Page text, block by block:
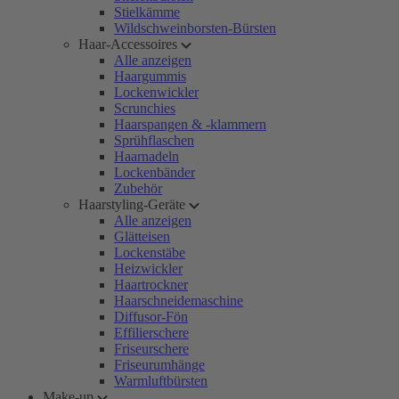
Stielkämme
Wildschweinborsten-Bürsten
Haar-Accessoires
Alle anzeigen
Haargummis
Lockenwickler
Scrunchies
Haarspangen & -klammern
Sprühflaschen
Haarnadeln
Lockenbänder
Zubehör
Haarstyling-Geräte
Alle anzeigen
Glätteisen
Lockenstäbe
Heizwickler
Haartrockner
Haarschneidemaschine
Diffusor-Fön
Effilierschere
Friseurschere
Friseurumhänge
Warmluftbürsten